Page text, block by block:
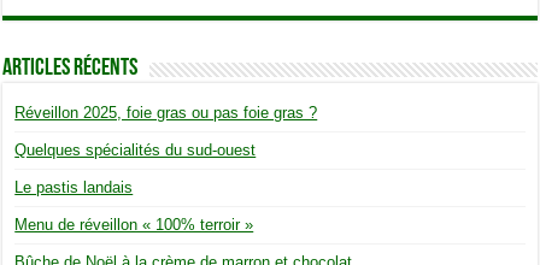
Articles Récents
Réveillon 2025, foie gras ou pas foie gras ?
Quelques spécialités du sud-ouest
Le pastis landais
Menu de réveillon « 100% terroir »